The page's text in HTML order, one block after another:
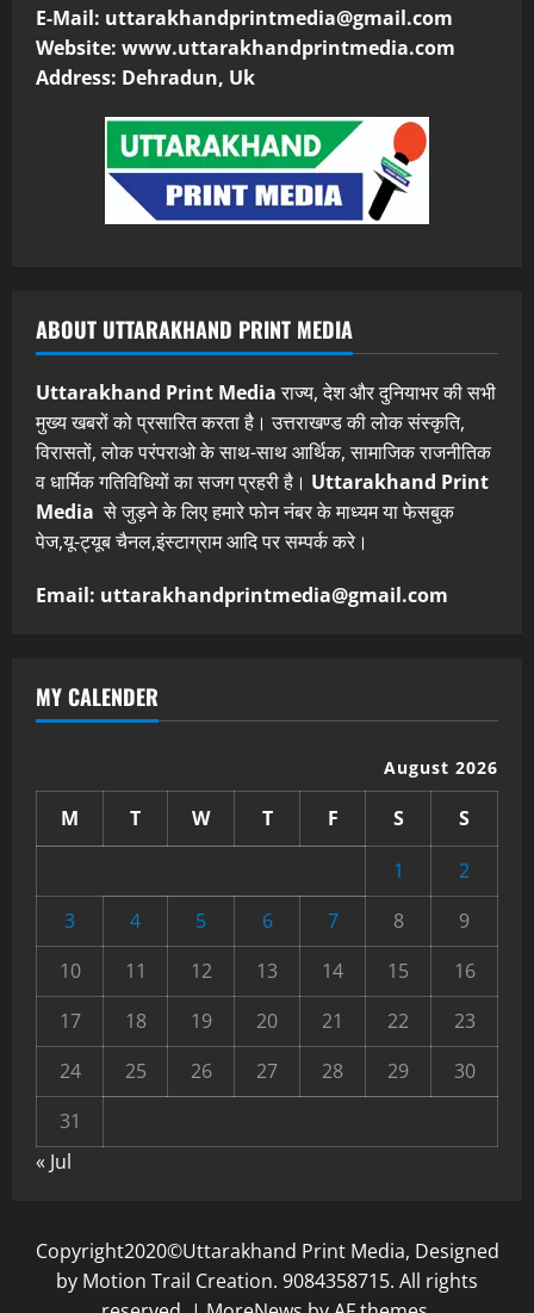
E-Mail: uttarakhandprintmedia@gmail.com
Website: www.uttarakhandprintmedia.com
Address: Dehradun, Uk
ABOUT UTTARAKHAND PRINT MEDIA
Uttarakhand Print Mediaराज्य, देश और दुनियाभर की सभी
मुख्य खबरों को प्रसारित करता है। उत्तराखण्ड की लोक संस्कृति,
विरासतों, लोक परंपराओ के साथ-साथ आर्थिक, सामाजिक राजनीतिक
व धार्मिक गतिविधियों का सजग प्रहरी है। Uttarakhand Print
Media से जुड़ने के लिए हमारे फोन नंबर के माध्यम या फेसबुक
पेज,यू-ट्यूब चैनल,इंस्टाग्राम आदि पर सम्पर्क करे।
Email: uttarakhandprintmedia@gmail.com
MY CALENDER
August 2026
M T W T F S
S
1
2
3
4 5 6 7 8
9
10
11 12 13 14 15
16
17
18 19 20 21 22
23
24
25 26 27 28 29
30
31
« Jul
Copyright2020©Uttarakhand Print Media, Designed
by Motion Trail Creation. 9084358715. All rights